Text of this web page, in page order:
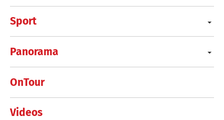
Sport
Panorama
OnTour
Videos